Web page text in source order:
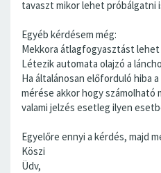
tavaszt mikor lehet próbálgatni
Egyéb kérdésem még:
Mekkora átlagfogyasztást lehet
Létezik automata olajzó a
Ha általánosan előforduló hiba
mérése akkor hogy számolható
valami jelzés esetleg ilyen
Egyelőre ennyi a kérdés, majd
Köszi
Üdv,